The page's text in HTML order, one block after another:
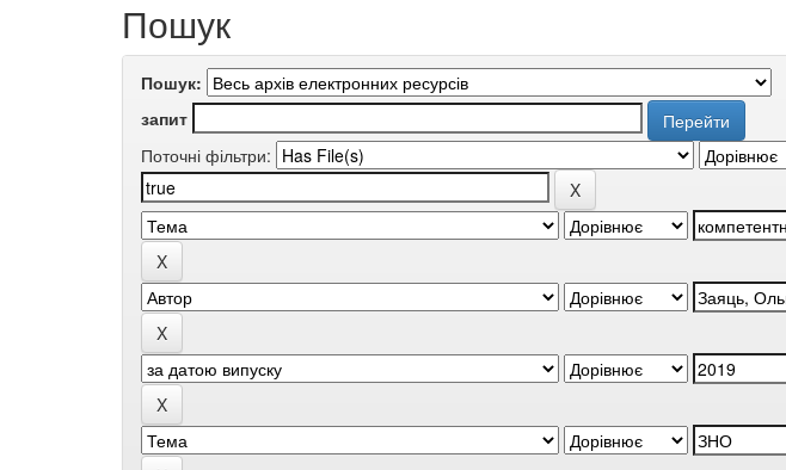
Пошук
Пошук:
запит
Поточні фільтри: